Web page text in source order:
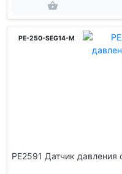
PE-250-SEG14-M
PE2591 Датчик давления